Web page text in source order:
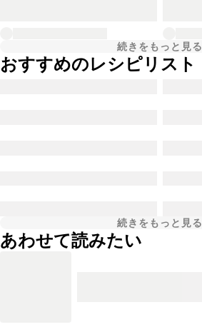
続きをもっと見る
おすすめのレシピリスト
続きをもっと見る
あわせて読みたい